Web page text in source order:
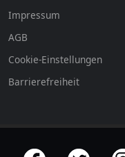
Impressum
AGB
Cookie-Einstellungen
Barrierefreiheit
offizielle Social Media-